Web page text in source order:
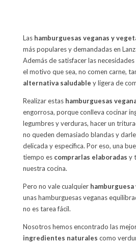
Las hamburguesas veganas y
más populares y demandadas en
Además de satisfacer las
el motivo que sea, no comen carne,
alternativa saludable y ligera de
Realizar estas hamburguesas
engorrosa, porque conlleva cocinar
legumbres y verduras, hacer un
no queden demasiado blandas y
delicada y específica. Por eso, una
tiempo es comprarlas elaboradas y
nuestra cocina.
Pero no vale cualquier
unas hamburguesas veganas
no es tarea fácil.
Nosotros hemos encontrado las
ingredientes naturales como